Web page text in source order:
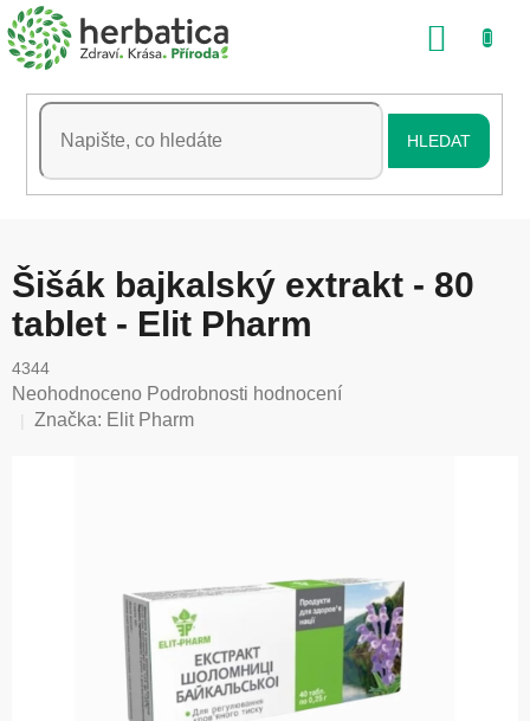
Přejít
na
obsah
HLEDAT
Šišák bajkalský extrakt - 80
tablet - Elit Pharm
4344
Průměrné
hodnocení
Neohodnoceno Podrobnosti hodnocení
Značka: Elit Pharm